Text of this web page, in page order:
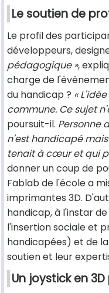
Le soutien de
Le profil des
développeurs,
pédagogique »,
charge de
du handicap ? «
commune. Ce sujet
poursuit-il. Personne
n'est handicapé
tenait à cœur et qui
donner un coup de
Fablab de l'école a
imprimantes 3D.
handicap, à l'instar
l'insertion sociale et
handicapées) et de
soutien et leur
Un joystick en